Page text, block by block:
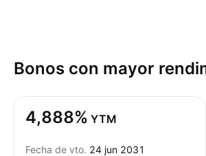
Bonos con mayor
4,888% YTM
Fecha de vto. 24 jun 2031